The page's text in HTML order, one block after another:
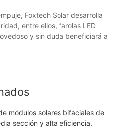
Foxtech Solar desarrolla
entre ellos, farolas LED
y sin duda beneficiará a